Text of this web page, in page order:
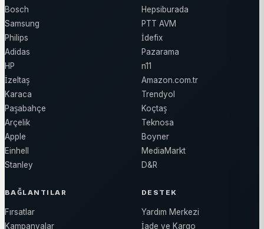
Bosch
Samsung
Philips
Adidas
HP
İzeltaş
Karaca
Paşabahçe
Arçelik
Apple
Einhell
Stanley
Hepsiburada
PTT AVM
İdefix
Pazarama
n11
Amazon.com.tr
Trendyol
Koçtaş
Teknosa
Boyner
MediaMarkt
D&R
BAĞLANTILAR
Fırsatlar
Kampanyalar
DESTEK
Yardım Merkezi
İade ve Kargo